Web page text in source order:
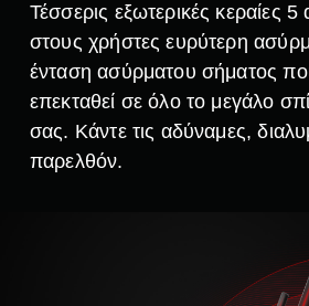
Τέσσερις εξωτερικές κεραίες
στους χρήστες ευρύτερη
ένταση ασύρματου σήματος
επεκταθεί σε όλο το μεγάλο
σας. Κάντε τις αδύναμες,
παρελθόν.